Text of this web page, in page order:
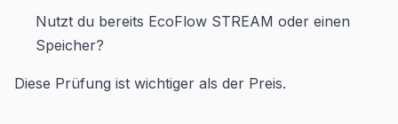
Nutzt du bereits EcoFlow STREAM oder einen
Speicher?
Diese Prüfung ist wichtiger als der Preis.